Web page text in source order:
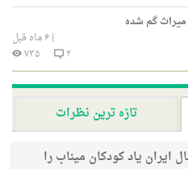
میراث گم شده
|۶ ماه قبل
۲
۷۳۵
تازه ترین نظرات
ایران یاد کودکان میناب را